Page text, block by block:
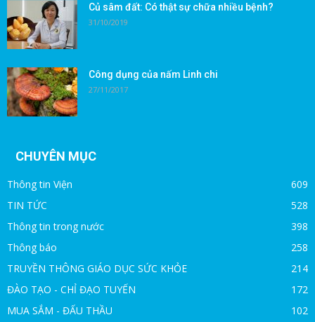
Củ sâm đất: Có thật sự chữa nhiều bệnh?
31/10/2019
Công dụng của nấm Linh chi
27/11/2017
CHUYÊN MỤC
Thông tin Viện
609
TIN TỨC
528
Thông tin trong nước
398
Thông báo
258
TRUYỀN THÔNG GIÁO DỤC SỨC KHỎE
214
ĐÀO TẠO - CHỈ ĐẠO TUYẾN
172
MUA SẮM - ĐẤU THẦU
102